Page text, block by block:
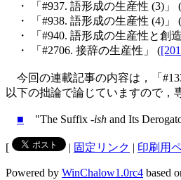
・ 「#937. 語形成の生産性 (3)」 (
・ 「#938. 語形成の生産性 (4)」 (
・ 「#940. 語形成の生産性と創
・ 「#2706. 接辞の生産性」 (
今回の連載記事の内容は，「
以下の拙論で論じていますので，
■ "The Suffix -ish and Its
[ | 固定リンク | 印刷用
Powered by WinChalow1.0rc4 based